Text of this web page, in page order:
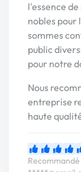
l'essence
nobles pour
sommes
public
pour notre
Nous
entreprise
haute